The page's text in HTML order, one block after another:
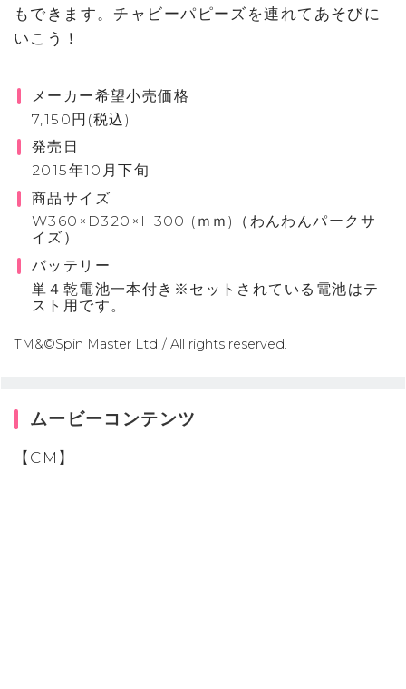
もできます。チャビーパピーズを連れてあそびに
いこう！
メーカー希望小売価格
7,150円(税込)
発売日
2015年10月下旬
商品サイズ
W360×D320×H300 (ｍｍ)（わんわんパークサ
イズ）
バッテリー
単４乾電池一本付き※セットされている電池はテ
スト用です。
TM&©Spin Master Ltd./ All rights reserved.
ムービーコンテンツ
【CM】